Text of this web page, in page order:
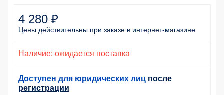
4 280 ₽
Цены действительны при заказе в интернет-магазине
Наличие: ожидается поставка
Доступен для юридических лиц после
регистрации